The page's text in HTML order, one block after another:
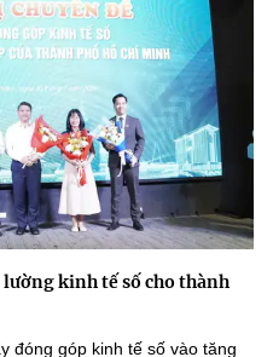
kinh tế số cho thành
đóng góp kinh tế số vào tăng